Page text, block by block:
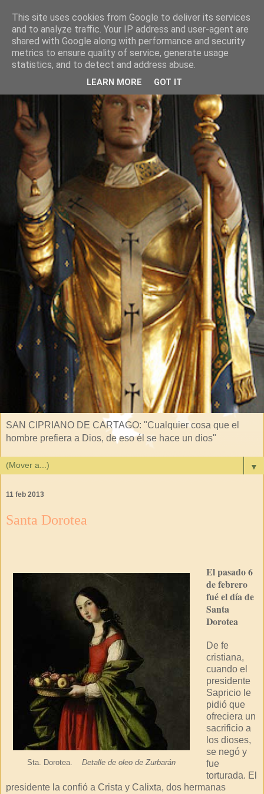
SAN CIPRIANO DE CARTAGO: "Cualquier cosa que el
hombre prefiera a Dios, de eso él se hace un dios"
▼
11 feb 2013
Santa Dorotea
Sta. Dorotea. Detalle de oleo de Zurbarán
El pasado 6
de febrero
fué el día de
Santa
Dorotea
De fe
cristiana,
cuando el
presidente
Sapricio le
pidió que
ofreciera un
sacrificio a
los dioses,
se negó y
fue
torturada. El
presidente la confió a Crista y Calixta, dos hermanas
This site uses cookies from Google to deliver its services
and to analyze traffic. Your IP address and user-agent are
shared with Google along with performance and security
metrics to ensure quality of service, generate usage
statistics, and to detect and address abuse.
LEARN MORE GOT IT